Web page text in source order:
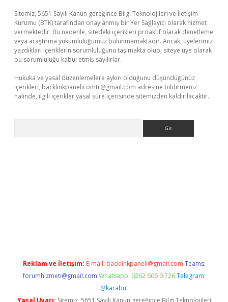
Sitemiz, 5651 Sayılı Kanun gereğince Bilgi Teknolojileri ve İletişim
Kurumu (BTK) tarafından onaylanmış bir Yer Sağlayıcı olarak hizmet
vermektedir. Bu nedenle, sitedeki içerikleri proaktif olarak denetleme
veya araştırma yükümlülüğümüz bulunmamaktadır. Ancak, üyelerimiz
yazdıkları içeriklerin sorumluluğunu taşımakta olup, siteye üye olarak
bu sorumluluğu kabul etmiş sayılırlar.
Hukuka ve yasal düzenlemelere aykırı olduğunu düşündüğünüz
içerikleri, backlinkpanelicomtr@gmail.com adresine bildirmeniz
halinde, ilgili içerikler yasal süre içerisinde sitemizden kaldırılacaktır.
Reklam ve İletişim: E-mail: backlinkpaneli@gmail.com Teams:
forumhizmeti@gmail.com Whatsapp: 0262 606 0 726 Telegram:
@karabul
Yasal Uyarı: Sitemiz, 5651 Sayılı Kanun gereğince Bilgi Teknolojileri